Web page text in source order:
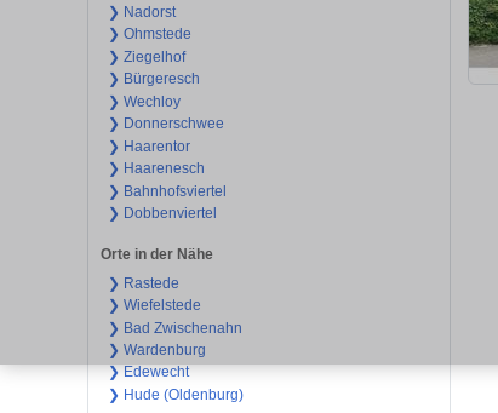
❯ Nadorst
❯ Ohmstede
❯ Ziegelhof
❯ Bürgeresch
❯ Wechloy
❯ Donnerschwee
❯ Haarentor
❯ Haarenesch
❯ Bahnhofsviertel
❯ Dobbenviertel
Orte in der Nähe
❯ Rastede
❯ Wiefelstede
❯ Bad Zwischenahn
❯ Wardenburg
❯ Edewecht
❯ Hude (Oldenburg)